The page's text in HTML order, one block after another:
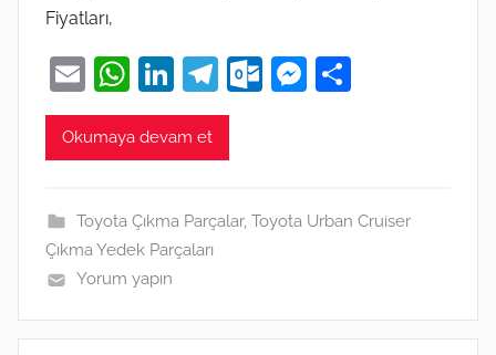
Fiyatları,
E
m
ai
W
h
at
A
p
p
Li
n
k
dI
n
T
el
a
O
k.
m
M
n
Okumaya devam et
Toyota Çıkma Parçalar, Toyota Urban Cruiser
Çıkma Yedek Parçaları
Yorum yapın